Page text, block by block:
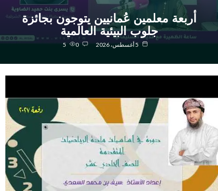
أربعة معلمين عُمانيين يتوجون بجائزة
جلوب البيئية العالمية
5